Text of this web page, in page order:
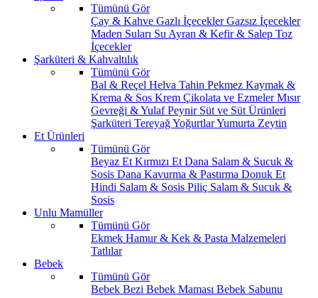
Tümünü Gör
Çay & Kahve Gazlı İçeceklerGazsız İçecekler
Maden Suları Su Ayran & Kefir & Salep Toz
İçecekler
Şarküteri & Kahvaltılık
Tümünü Gör
Bal & Reçel Helva Tahin Pekmez Kaymak &
Krema & Sos Krem Çikolata ve EzmelerMısır
Gevreği & YulafPeynir Süt ve Süt Ürünleri
Şarküteri TereyağYoğurtlarYumurta Zeytin
Et Ürünleri
Tümünü Gör
Beyaz Et Kırmızı Et Dana Salam & Sucuk &
Sosis Dana Kavurma & Pastırma Donuk Et
Hindi Salam & Sosis Piliç Salam & Sucuk &
Sosis
Unlu Mamüller
Tümünü Gör
Ekmek Hamur & Kek & Pasta Malzemeleri
Tatlılar
Bebek
Tümünü Gör
Bebek Bezi Bebek Maması Bebek Sabunu